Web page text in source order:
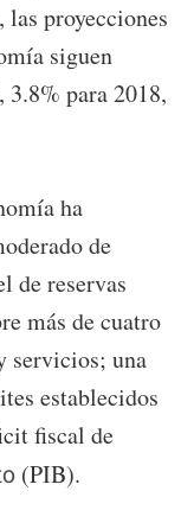
proyecciones
siguen
3.8% para 2018,
ha
de
de reservas
más de cuatro
servicios; una
establecidos
fiscal de
(PIB).